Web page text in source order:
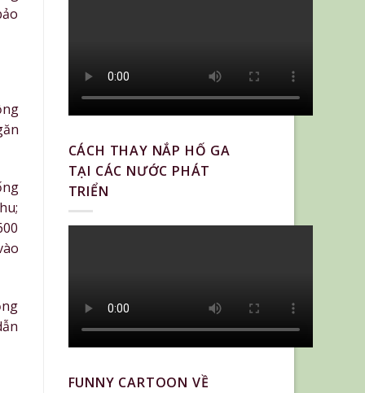
CÁCH THAY NẮP HỐ GA
TẠI CÁC NƯỚC PHÁT
TRIỂN
FUNNY CARTOON VỀ